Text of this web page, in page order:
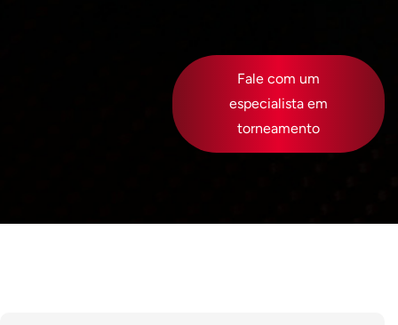
Fale com um
especialista em
torneamento